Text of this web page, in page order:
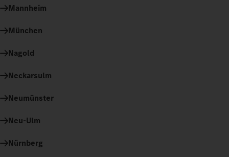
Mannheim
München
Nagold
Neckarsulm
Neumünster
Neu-Ulm
Nürnberg